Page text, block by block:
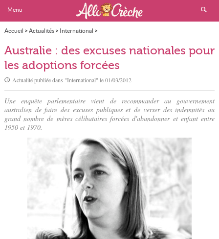
Menu
Accueil > Actualités> International >
Australie : des excuses nationales pour les adoptions forcées
Australie : des excuses nationales pour
les adoptions forcées
Actualité publiée dans "International" le01/03/2012
Une enquête parlementaire vient de recommander au gouvernement
australien de faire des excuses publiques et de verser des indemnités au
grand nombre de mères célibataires forcées d'abandonner et enfant entre
1950 et 1970.